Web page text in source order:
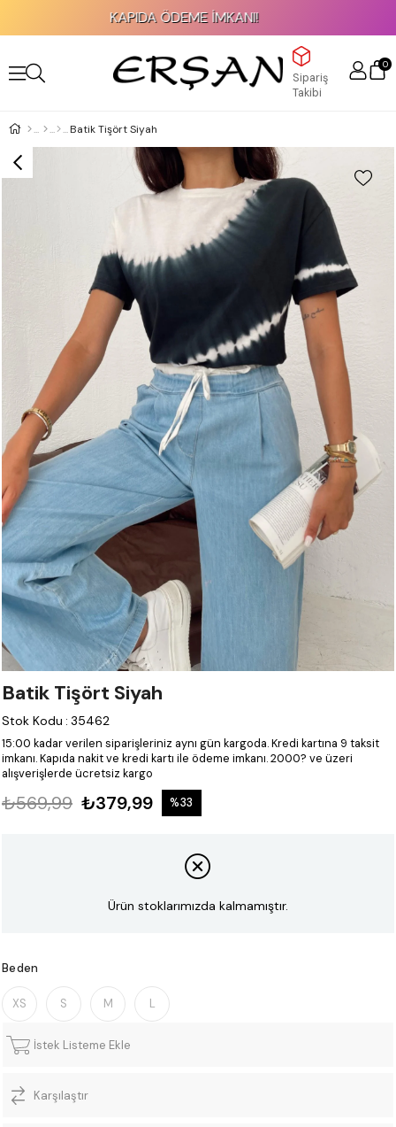
KAPIDA ÖDEME İMKANI!
Sipariş
Takibi
0
Batik Tişört Siyah
Batik Tişört Siyah
Stok Kodu : 35462
15:00 kadar verilen siparişleriniz aynı gün kargoda.Kredi kartına 9 taksit
imkanı.Kapıda nakit ve kredi kartı ile ödeme imkanı.2000? ve üzeri
alışverişlerde ücretsiz kargo
₺569,99 ₺379,99 %33
Ürün stoklarımızda kalmamıştır.
Beden
XS S M L
İstek Listeme Ekle
Karşılaştır